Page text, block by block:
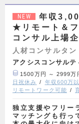
NEW
年収
★リモート＆
コンサル上場
人材コンサルタ
アクシスコンサル
1500万円 ～ 2999万
日祝休み
年収600万
リモートワーク可能
独立支援やフリー
マッチングも行っ